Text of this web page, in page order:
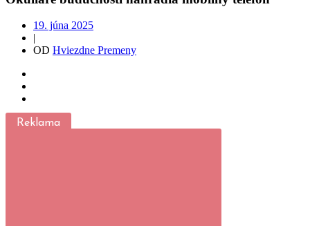
19. júna 2025
|
OD Hviezdne Premeny